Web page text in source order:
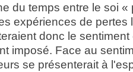
du temps entre le soi «
expériences de pertes
donc le
imposé. Face au
se présenterait à